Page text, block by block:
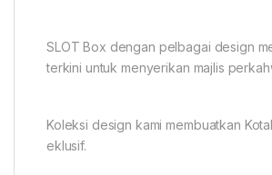
SLOT Box dengan pelbagai design
terkini untuk menyerikan majlis
Koleksi design kami membuatkan
eklusif.